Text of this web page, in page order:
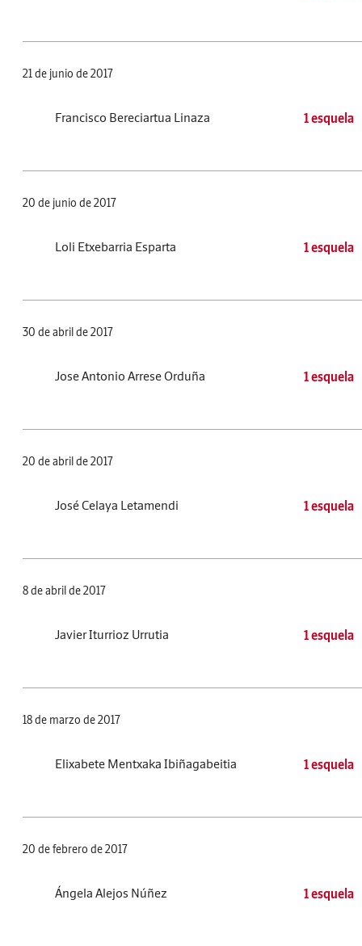
21 de junio de 2017
Francisco Bereciartua Linaza 1 esquela
20 de junio de 2017
Loli Etxebarria Esparta 1 esquela
30 de abril de 2017
Jose Antonio Arrese Orduña 1 esquela
20 de abril de 2017
José Celaya Letamendi 1 esquela
8 de abril de 2017
Javier Iturrioz Urrutia 1 esquela
18 de marzo de 2017
Elixabete Mentxaka Ibiñagabeitia 1 esquela
20 de febrero de 2017
Ángela Alejos Núñez 1 esquela